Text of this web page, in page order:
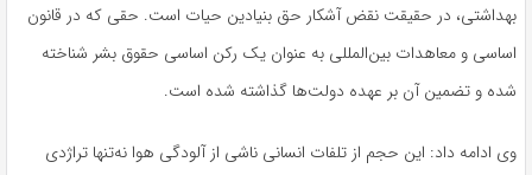
بهداشتی، در حقیقت نقض آشکار حق بنیادین حیات است. حقی که در قانون
اساسی و معاهدات بین‌المللی به عنوان یک رکن اساسی حقوق بشر شناخته
شده و تضمین آن بر عهده دولت‌ها گذاشته شده است.
وی ادامه داد: این حجم از تلفات انسانی ناشی از آلودگی هوا نه‌تنها تراژدی